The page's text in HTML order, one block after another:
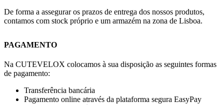
De forma a assegurar os prazos de entrega dos nossos produtos,
contamos com stock próprio e um armazém na zona de Lisboa.
PAGAMENTO
Na CUTEVELOX colocamos à sua disposição as seguintes formas
de pagamento:
Transferência bancária
Pagamento online através da plataforma segura EasyPay